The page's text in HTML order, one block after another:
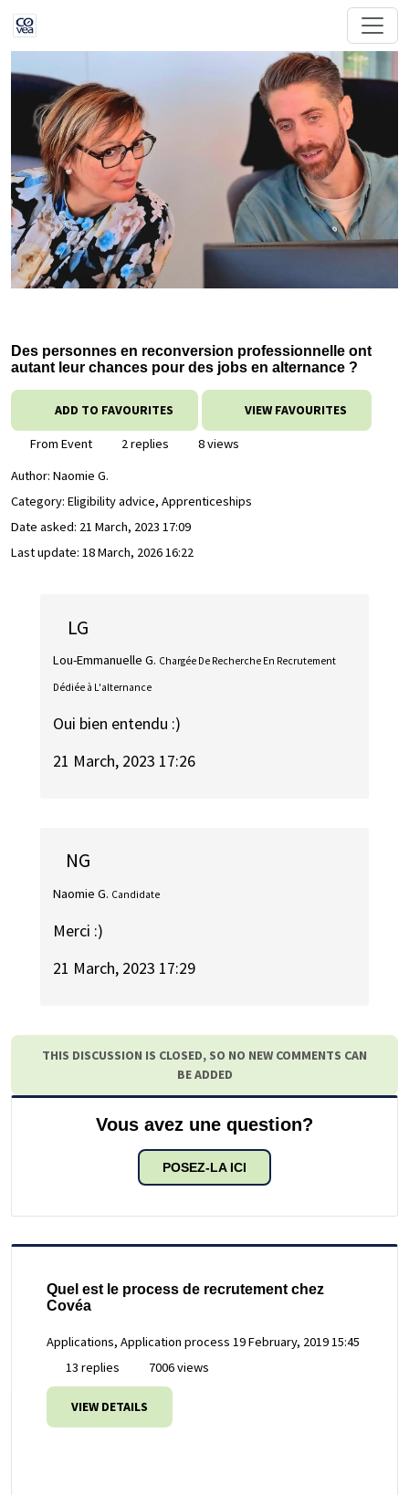
Des personnes en reconversion professionnelle ont
autant leur chances pour des jobs en alternance ?
ADD TO FAVOURITES VIEW FAVOURITES
From Event 2 replies
8 views
Author: Naomie G.
Category: Eligibility advice, Apprenticeships
Date asked: 21 March, 2023 17:09
Last update: 18 March, 2026 16:22
LG
Lou-Emmanuelle G. Chargée De Recherche En Recrutement
Dédiée à L'alternance
Oui bien entendu :)
21 March, 2023 17:26
NG
Naomie G. Candidate
Merci :)
21 March, 2023 17:29
THIS DISCUSSION IS CLOSED, SO NO NEW COMMENTS CAN
BE ADDED
Vous avez une question?
POSEZ-LA ICI
Quel est le process de recrutement chez
Covéa
Applications, Application process 19 February, 2019 15:45
13 replies
7006 views
VIEW DETAILS